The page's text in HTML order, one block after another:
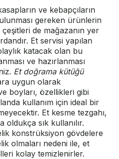
ve kebapçıların
gereken ürünlerin
çeşitleri de mağazanın yer
Et servisi yapılan
katacak olan bu
ve hazırlanması
Et doğrama kütüğü
uygun olarak
boyları, özellikleri gibi
kullanım için ideal bir
Et kesme tezgahı,
sık kullanılır.
konstrüksiyon gövdelere
olmaları nedeni ile, et
kolay temizlenirler.